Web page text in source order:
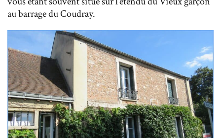
au barrage du Coudray.